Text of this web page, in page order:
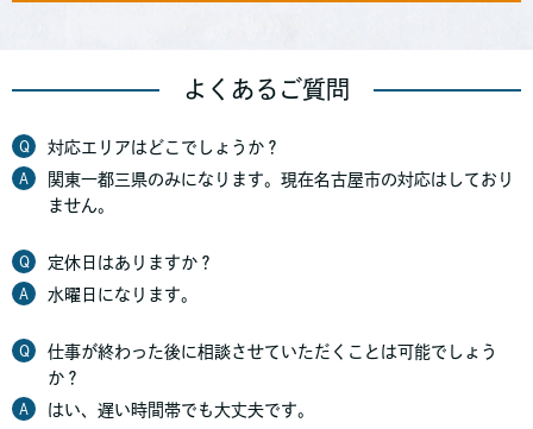
よくあるご質問
Q 対応エリアはどこでしょうか？
A
関東一都三県のみになります。現在名古屋市の対応はしており
ません。
Q 定休日はありますか？
A 水曜日になります。
Q
仕事が終わった後に相談させていただくことは可能でしょう
か？
A はい、遅い時間帯でも大丈夫です。